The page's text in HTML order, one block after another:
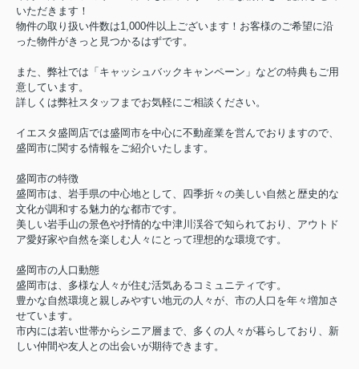
いただきます！
物件の取り扱い件数は1,000件以上ございます！お客様のご希望に沿
った物件がきっと見つかるはずです。
また、弊社では「キャッシュバックキャンペーン」などの特典もご用
意しています。
詳しくは弊社スタッフまでお気軽にご相談ください。
イエスタ盛岡店では盛岡市を中心に不動産業を営んでおりますので、
盛岡市に関する情報をご紹介いたします。
盛岡市の特徴
盛岡市は、岩手県の中心地として、四季折々の美しい自然と歴史的な
文化が調和する魅力的な都市です。
美しい岩手山の景色や抒情的な中津川渓谷で知られており、アウトド
ア愛好家や自然を楽しむ人々にとって理想的な環境です。
盛岡市の人口動態
盛岡市は、多様な人々が住む活気あるコミュニティです。
豊かな自然環境と親しみやすい地元の人々が、市の人口を年々増加さ
せています。
市内には若い世帯からシニア層まで、多くの人々が暮らしており、新
しい仲間や友人との出会いが期待できます。